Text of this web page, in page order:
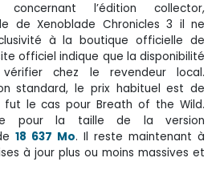
l’édition collector,
de Xenoblade Chronicles 3 il ne
à la boutique officielle de
officiel indique que la disponibilité
chez le revendeur local.
standard, le prix habituel est de
le cas pour Breath of the Wild.
pour la taille de la version
18 637 Mo. Il reste maintenant à
à jour plus ou moins massives et